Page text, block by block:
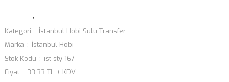
Kategori
İstanbul Hobi Sulu Transfer
Marka
İstanbul Hobi
Stok Kodu
ist-sty-167
Fiyat
33,33 TL + KDV